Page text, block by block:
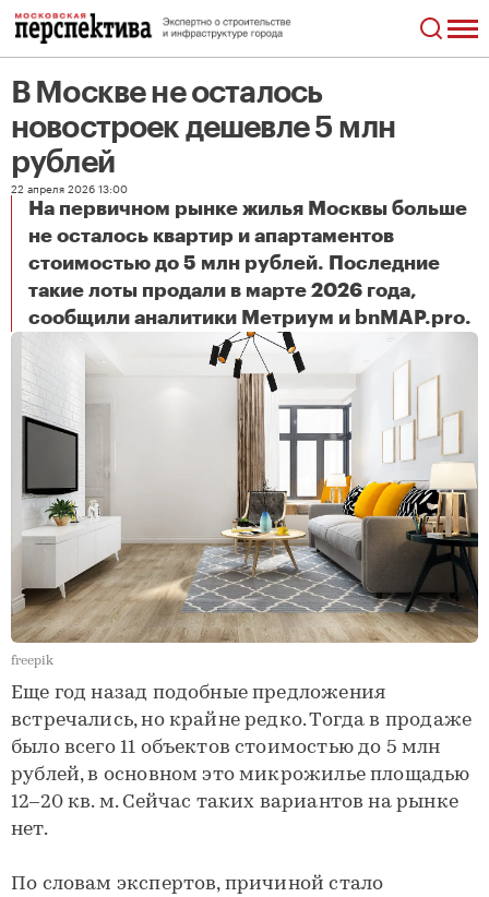
В Москве не осталось
новостроек дешевле 5 млн
рублей
22 апреля 2026 13:00
На первичном рынке жилья Москвы больше
не осталось квартир и апартаментов
стоимостью до 5 млн рублей. Последние
такие лоты продали в марте 2026 года,
сообщили аналитики Метриум и bnMAP.pro.
В Москве не осталось новостроек дешевле 5 млн рублей
freepik
Еще год назад подобные предложения
встречались, но крайне редко. Тогда в продаже
было всего 11 объектов стоимостью до 5 млн
рублей, в основном это микрожилье площадью
12–20 кв. м. Сейчас таких вариантов на рынке
нет.
По словам экспертов, причиной стало